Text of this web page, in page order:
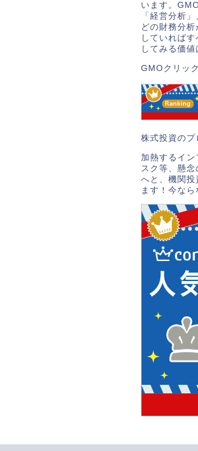
います。
「経営分析
どの財務分
していれば
してみる価値
GMOクリッ
株式投資のプ
加熱するイン
スク等、懸
へと、機関投
ます！今な